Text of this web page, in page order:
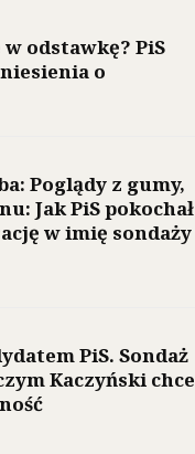
odstawkę? PiS
o
Poglądy z gumy,
Jak PiS pokochał
w imię sondaży
PiS. Sondaż
Kaczyński chce